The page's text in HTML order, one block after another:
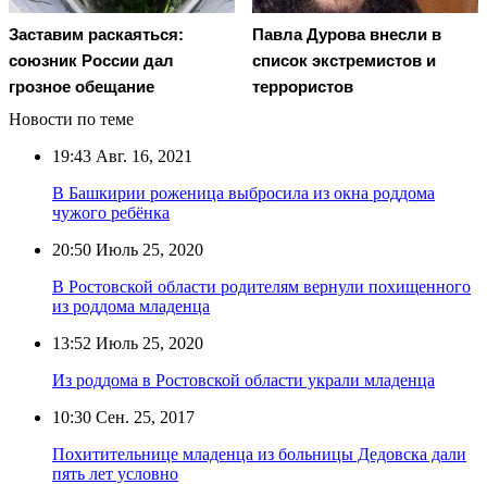
Заставим раскаяться:
союзник России дал
грозное обещание
Павла Дурова внесли в
список экстремистов и
террористов
Новости по теме
19:43 Авг. 16, 2021
В Башкирии роженица выбросила из окна роддома
чужого ребёнка
20:50 Июль 25, 2020
В Ростовской области родителям вернули похищенного
из роддома младенца
13:52 Июль 25, 2020
Из роддома в Ростовской области украли младенца
10:30 Сен. 25, 2017
Похитительнице младенца из больницы Дедовска дали
пять лет условно